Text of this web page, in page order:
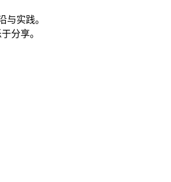
与实践。
分享。